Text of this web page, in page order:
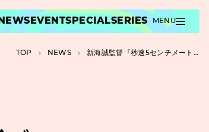
NEWSEVENTSPECIALSERIES MENU
TOP NEWS 新海誠監督『秒速5センチメートル』リバイバル上映の記念グッズ詳細が公開